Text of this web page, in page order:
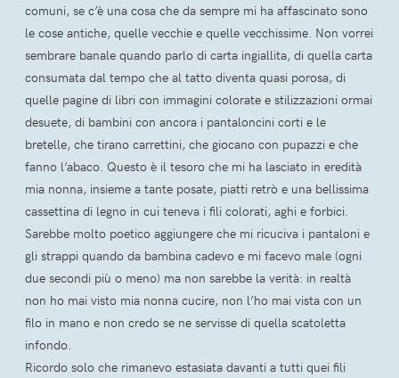
comuni, se c’è una cosa che da sempre mi ha affascinato sono
le cose antiche, quelle vecchie e quelle vecchissime. Non vorrei
sembrare banale quando parlo di carta ingiallita, di quella carta
consumata dal tempo che al tatto diventa quasi porosa, di
quelle pagine di libri con immagini colorate e stilizzazioni ormai
desuete, di bambini con ancora i pantaloncini corti e le
bretelle, che tirano carrettini, che giocano con pupazzi e che
fanno l’abaco. Questo è il tesoro che mi ha lasciato in eredità
mia nonna, insieme a tante posate, piatti retrò e una bellissima
cassettina di legno in cui teneva i fili colorati, aghi e forbici.
Sarebbe molto poetico aggiungere che mi ricuciva i pantaloni e
gli strappi quando da bambina cadevo e mi facevo male (ogni
due secondi più o meno) ma non sarebbe la verità: in realtà
non ho mai visto mia nonna cucire, non l’ho mai vista con un
filo in mano e non credo se ne servisse di quella scatoletta
infondo.
Ricordo solo che rimanevo estasiata davanti a tutti quei fili